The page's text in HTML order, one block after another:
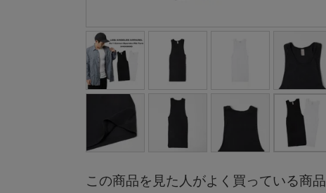
この商品を見た人がよく買っている商品